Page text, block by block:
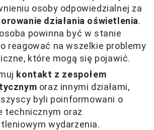
osoby odpowiedzialnej za
działania oświetlenia.
powinna być w stanie
reagować na wszelkie problemy
które mogą się pojawić.
kontakt z zespołem
oraz innymi działami,
byli poinformowani o
technicznym oraz
wydarzenia.